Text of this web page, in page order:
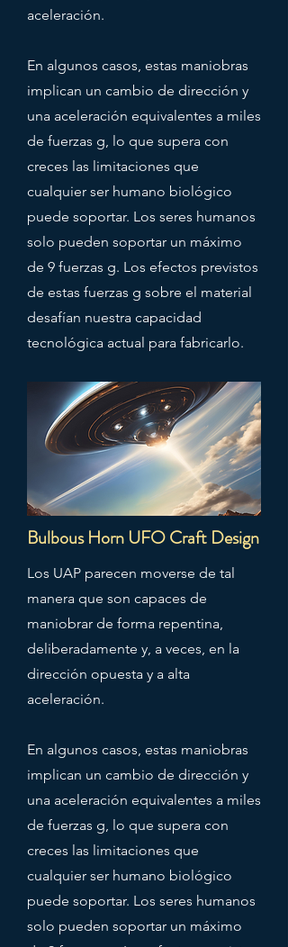
aceleración.
En algunos casos, estas maniobras
implican un cambio de dirección y
una aceleración equivalentes a miles
de fuerzas g, lo que supera con
creces las limitaciones que
cualquier ser humano biológico
puede soportar. Los seres humanos
solo pueden soportar un máximo
de 9 fuerzas g. Los efectos previstos
de estas fuerzas g sobre el material
desafían nuestra capacidad
tecnológica actual para fabricarlo.
Bulbous Horn UFO Craft Design
Los UAP parecen moverse de tal
manera que son capaces de
maniobrar de forma repentina,
deliberadamente y, a veces, en la
dirección opuesta y a alta
aceleración.
En algunos casos, estas maniobras
implican un cambio de dirección y
una aceleración equivalentes a miles
de fuerzas g, lo que supera con
creces las limitaciones que
cualquier ser humano biológico
puede soportar. Los seres humanos
solo pueden soportar un máximo